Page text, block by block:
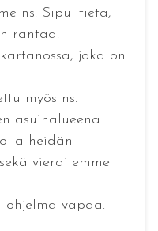
ns. Sipulitietä,
rantaa.
joka on
myös ns.
asuinalueena.
heidän
vierailemme
ohjelma vapaa.